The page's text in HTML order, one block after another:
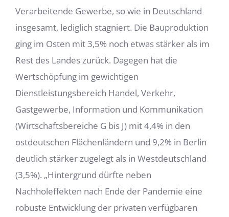
Verarbeitende Gewerbe, so wie in Deutschland
insgesamt, lediglich stagniert. Die Bauproduktion
ging im Osten mit 3,5% noch etwas stärker als im
Rest des Landes zurück. Dagegen hat die
Wertschöp­fung im gewichtigen
Dienstleistungsbereich Handel, Verkehr,
Gastgewerbe, Informa­tion und Kommunikation
(Wirtschaftsbereiche G bis J) mit 4,4% in den
ostdeutschen Flächenländern und 9,2% in Berlin
deutlich stärker zugelegt als in Westdeutschland
(3,5%). „Hintergrund dürfte neben
Nachholeffekten nach Ende der Pandemie eine
ro­buste Entwicklung der privaten verfügbaren